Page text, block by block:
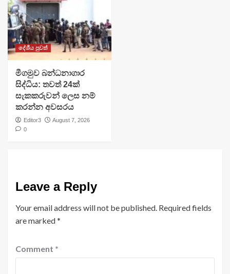
දේශීය පුවත්
මීගමුව බන්ධනාගාර
සිද්ධිය: තවත් 24ක්
සැකකරුවන් ලෙස නම්
කරන්න අවසරය
Editor3
August 7, 2026
0
Leave a Reply
Your email address will not be published. Required fields
are marked*
Comment *